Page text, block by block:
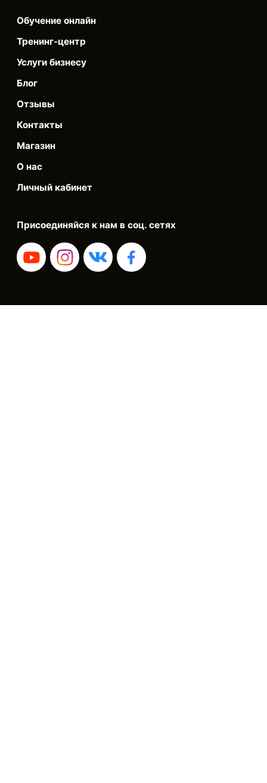
Обучение онлайн
Тренинг-центр
Услуги бизнесу
Блог
Отзывы
Контакты
Магазин
О нас
Личный кабинет
Присоединяйся к нам в соц. сетях